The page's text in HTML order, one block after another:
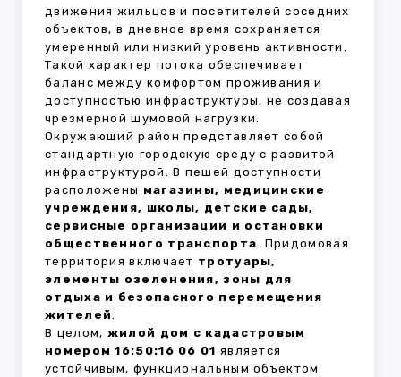
движения жильцов и посетителей соседних
объектов, в дневное время сохраняется
умеренный или низкий уровень активности.
Такой характер потока обеспечивает
баланс между комфортом проживания и
доступностью инфраструктуры, не создавая
чрезмерной шумовой нагрузки.
Окружающий район представляет собой
стандартную городскую среду с развитой
инфраструктурой. В пешей доступности
расположены магазины, медицинские
учреждения, школы, детские сады,
сервисные организации и остановки
общественного транспорта. Придомовая
территория включает тротуары,
элементы озеленения, зоны для
отдыха и безопасного перемещения
жителей.
В целом, жилой дом с кадастровым
номером 16:50:16 06 01 является
устойчивым, функциональным объектом